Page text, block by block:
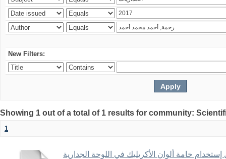
New Filters:
Showing 1 out of a total of 1 results for community:
1
خامة ألوان الأكريليك في اللوحة الجدارية